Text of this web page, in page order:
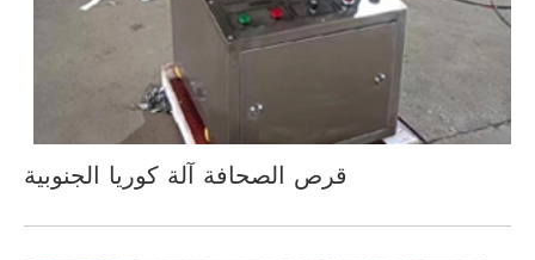
قرص الصحافة آلة كوريا الجنوبية